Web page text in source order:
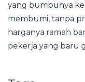
yang bumbunya
membumi, tanpa
harganya ramah
pekerja yang baru